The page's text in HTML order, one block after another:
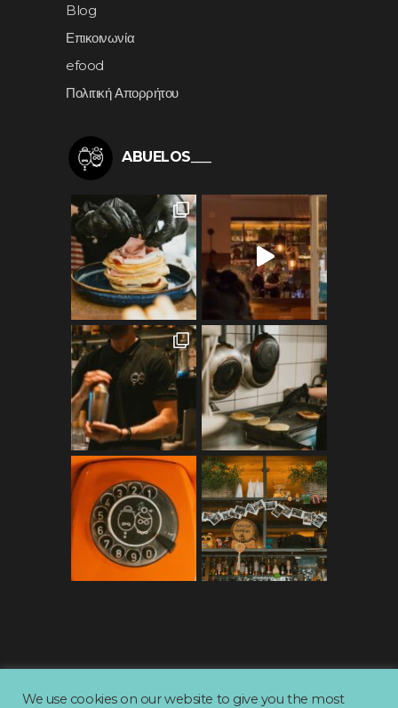
Blog
Επικοινωνία
efood
Πολιτική Απορρήτου
ABUELOS___
We use cookies on our website to give you the most